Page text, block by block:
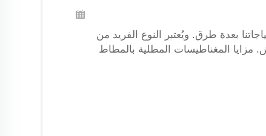
بعدة طرق. ويُعتبر النوع الفريد من
المغناطيسات المطلية بالمطاط